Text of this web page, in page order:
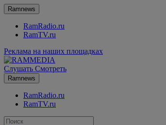
Ramnews
RamRadio.ru
RamTV.ru
Реклама на наших площадках
Слушать Смотреть
Ramnews
RamRadio.ru
RamTV.ru